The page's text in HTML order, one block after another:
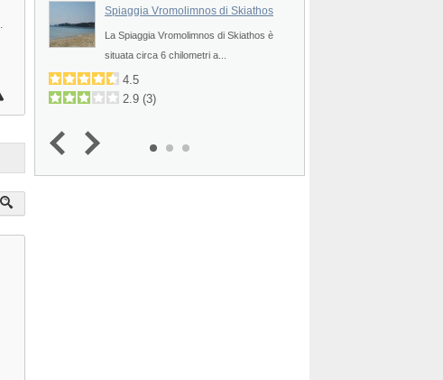
Spiaggia Vromolimnos di Skiathos
La Spiaggia Vromolimnos di Skiathos è
situata circa 6 chilometri a...
4.5
2.9 (3)